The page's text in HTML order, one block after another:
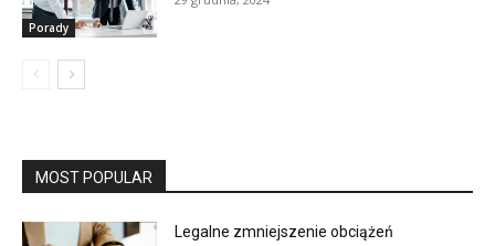
Porady
MOST POPULAR
Legalne zmniejszenie obciążeń